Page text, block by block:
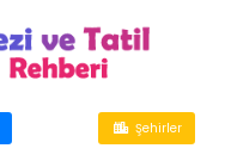
Şehirler